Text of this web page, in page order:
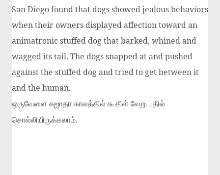
San Diego found that dogs showed jealous behaviors
when their owners displayed affection toward an
animatronic stuffed dog that barked, whined and
wagged its tail. The dogs snapped at and pushed
against the stuffed dog and tried to get between it
and the human.
ஒருவேளை சுஜாதா காலத்தில் கூகிள் வேறு பதில்
சொல்லியிருக்கலாம்.